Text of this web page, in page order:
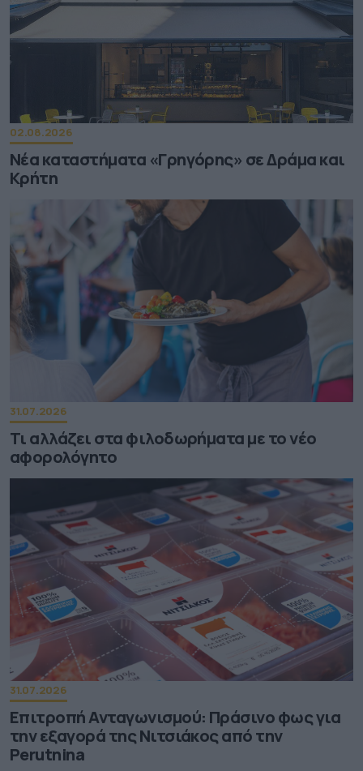
02.08.2026
Νέα καταστήματα «Γρηγόρης» σε Δράμα και
Κρήτη
31.07.2026
Τι αλλάζει στα φιλοδωρήματα με το νέο
αφορολόγητο
31.07.2026
Επιτροπή Ανταγωνισμού: Πράσινο φως για
την εξαγορά της Νιτσιάκος από την
Perutnina